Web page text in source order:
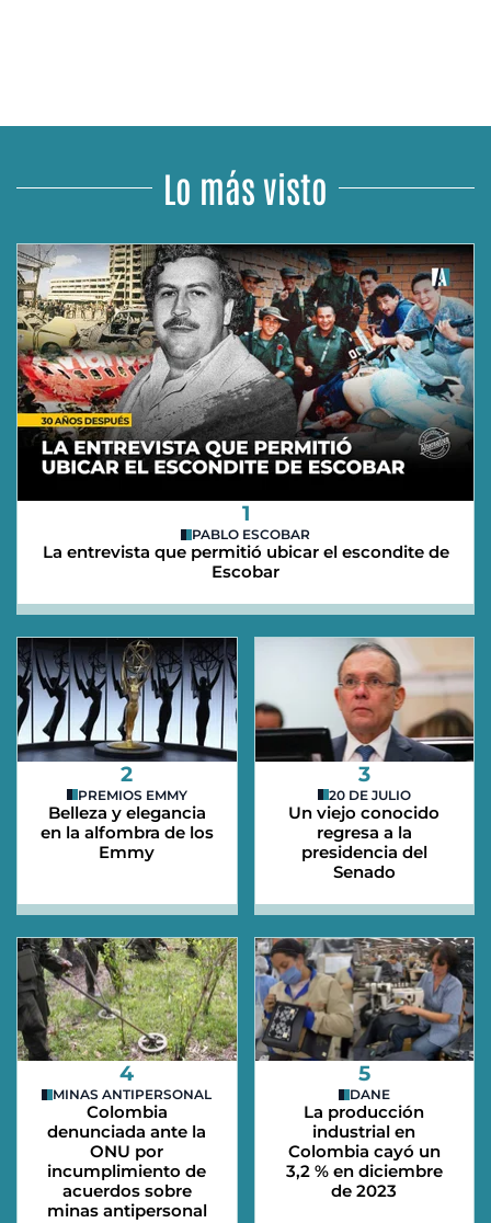
Lo más visto
1
PABLO ESCOBAR
La entrevista que permitió ubicar el escondite de
Escobar
2
PREMIOS EMMY
Belleza y elegancia
en la alfombra de los
Emmy
3
20 DE JULIO
Un viejo conocido
regresa a la
presidencia del
Senado
4
MINAS ANTIPERSONAL
Colombia
denunciada ante la
ONU por
incumplimiento de
acuerdos sobre
minas antipersonal
5
DANE
La producción
industrial en
Colombia cayó un
3,2 % en diciembre
de 2023